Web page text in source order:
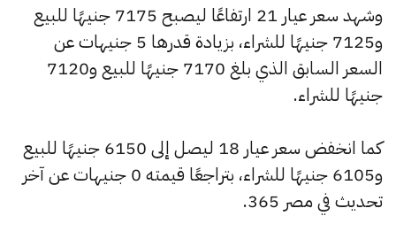
وشهد سعر عيار 21 ارتفاعًا ليصبح 7175 جنيهًا للبيع
و7125 جنيهًا للشراء، بزيادة قدرها 5 جنيهات عن
السعر السابق الذي بلغ 7170 جنيهًا للبيع و7120
جنيهًا للشراء.
كما انخفض سعر عيار 18 ليصل إلى 6150 جنيهًا للبيع
و6105 جنيهًا للشراء، بتراجعًا قيمته 0 جنيهات عن آخر
تحديث في مصر 365.